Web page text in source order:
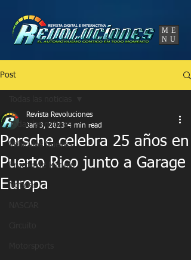
ME
NU
Post
Todas las noticias
Vehículos Nuevos
Prueba de Manejo
Noticias
Porsche celebra 25 años en
Puerto Rico junto a Garage
Europa
Revista Revoluciones
Jan 3, 2023 4 min read